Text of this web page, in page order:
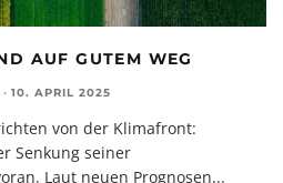
AUF GUTEM WEG
· 10. APRIL 2025
von der Klimafront:
Senkung seiner
Laut neuen Prognosen...